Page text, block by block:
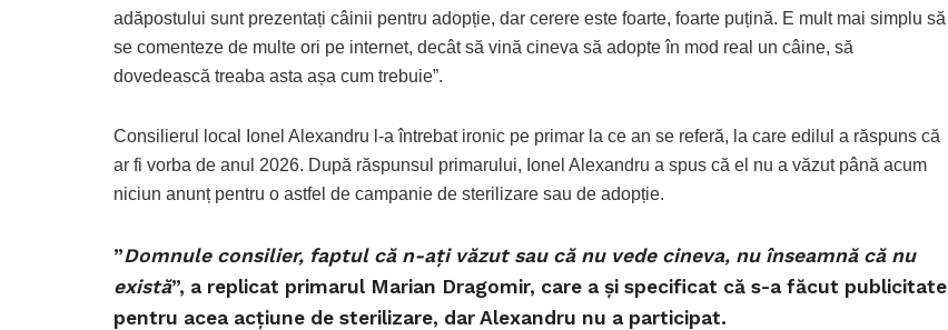
adăpostului sunt prezentați câinii pentru adopție, dar cerere este foarte, foarte puțină. E mult mai simplu să
se comenteze de multe ori pe internet, decât să vină cineva să adopte în mod real un câine, să
dovedească treaba asta așa cum trebuie”.
Consilierul local Ionel Alexandru l-a întrebat ironic pe primar la ce an se referă, la care edilul a răspuns că
ar fi vorba de anul 2026. După răspunsul primarului, Ionel Alexandru a spus că el nu a văzut până acum
niciun anunț pentru o astfel de campanie de sterilizare sau de adopție.
”Domnule consilier, faptul că n-ați văzut sau că nu vede cineva, nu înseamnă că nu
există”, a replicat primarul Marian Dragomir, care a și specificat că s-a făcut publicitate
pentru acea acțiune de sterilizare, dar Alexandru nu a participat.